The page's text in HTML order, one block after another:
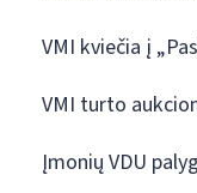
VMI kviečia į
VMI turto
Įmonių VDU